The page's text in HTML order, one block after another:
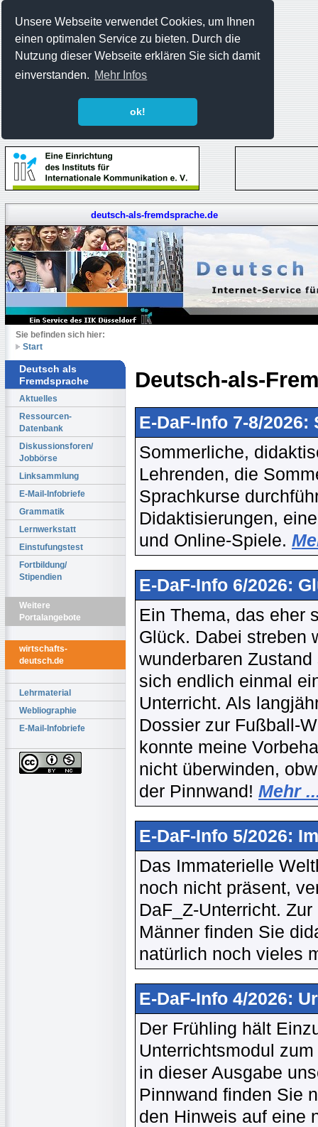
Unsere Webseite verwendet Cookies, um Ihnen
einen optimalen Service zu bieten. Durch die
Nutzung dieser Webseite erklären Sie sich damit
einverstanden. Mehr Infos
ok!
deutsch-als-fremdsprache.de
Sie befinden sich hier:
Start
Deutsch als
Fremdsprache
Aktuelles
Ressourcen-
Datenbank
Diskussionsforen/
Jobbörse
Linksammlung
E-Mail-Infobriefe
Grammatik
Lernwerkstatt
Einstufungstest
Fortbildung/
Stipendien
Weitere
Portalangebote
wirtschafts-
deutsch.de
Lehrmaterial
Webliographie
E-Mail-Infobriefe
Deutsch-als-
E-DaF-Info 7-8/
Sommerliche,
Lehrenden, die
Sprachkurse
Didaktisierungen,
und Online-Spiele.
E-DaF-Info 6/2026:
Ein Thema, das eher
Glück. Dabei streben
wunderbaren
sich endlich einmal
Unterricht. Als
Dossier zur Fußball-
konnte meine
nicht überwinden,
der Pinnwand! Mehr
E-DaF-Info 5/2026:
Das Immaterielle
noch nicht präsent,
DaF_Z-Unterricht.
Männer finden Sie
natürlich noch vieles
E-DaF-Info 4/2026:
Der Frühling hält
Unterrichtsmodul
in dieser Ausgabe
Pinnwand finden Sie
den Hinweis auf eine